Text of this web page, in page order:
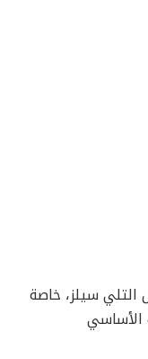
سيلز، خاصة
الأساسي